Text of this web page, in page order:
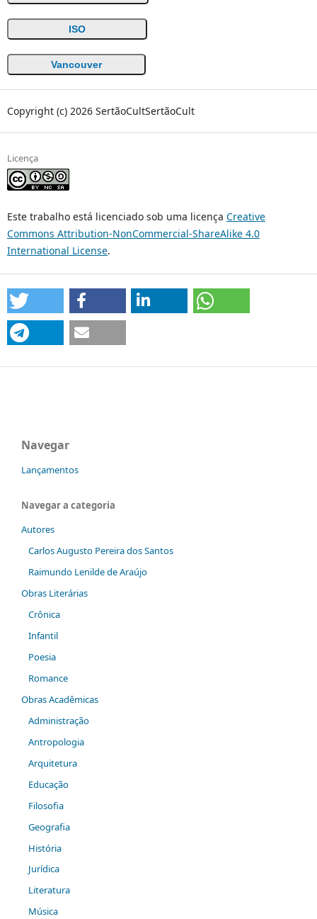
ISO
Vancouver
Copyright (c) 2026 SertãoCultSertãoCult
Licença
Este trabalho está licenciado sob uma licença Creative
Commons Attribution-NonCommercial-ShareAlike 4.0
International License.
Navegar
Lançamentos
Navegar a categoria
Autores
Carlos Augusto Pereira dos Santos
Raimundo Lenilde de Araújo
Obras Literárias
Crônica
Infantil
Poesia
Romance
Obras Acadêmicas
Administração
Antropologia
Arquitetura
Educação
Filosofia
Geografia
História
Jurídica
Literatura
Música